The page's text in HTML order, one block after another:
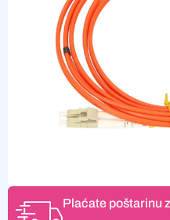
Plaćate poštarinu